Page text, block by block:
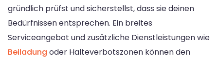
gründlich prüfst und sicherstellst, dass sie deinen
Bedürfnissen entsprechen. Ein breites
Serviceangebot und zusätzliche Dienstleistungen wie
Beiladung oder Halteverbotszonen können den